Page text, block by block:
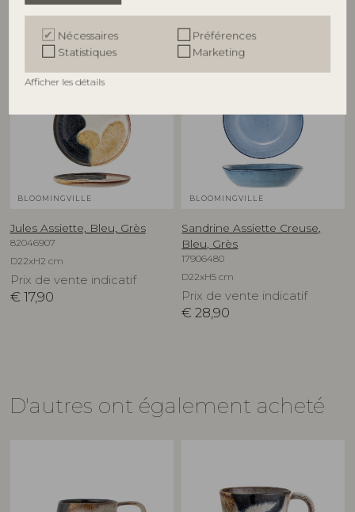
Nécessaires
Préférences
Statistiques
Marketing
Afficher les détails
BLOOMINGVILLE
Jules Assiette, Bleu, Grès
82046907
D22xH2 cm
Prix de vente indicatif
€ 17,90
BLOOMINGVILLE
Sandrine Assiette Creuse,
Bleu, Grès
17906480
D22xH5 cm
Prix de vente indicatif
€ 28,90
D'autres ont également acheté